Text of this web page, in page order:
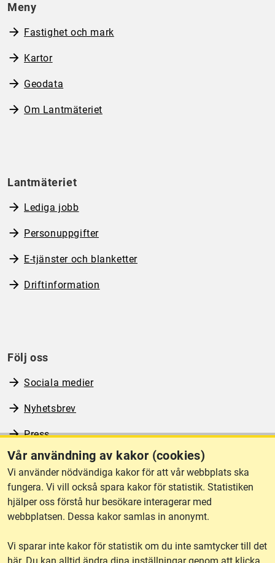
Vår användning av kakor (cookies)
Vi använder nödvändiga kakor för att vår webbplats ska
fungera. Vi vill också spara kakor för statistik. Statistiken
hjälper oss förstå hur besökare interagerar med
webbplatsen. Dessa kakor samlas in anonymt.
Vi sparar inte kakor för statistik om du inte samtycker till det
här. Du kan alltid ändra dina inställningar genom att klicka
Meny
Fastighet och mark
Kartor
Geodata
Om Lantmäteriet
Lantmäteriet
Lediga jobb
Personuppgifter
E-tjänster och blanketter
Driftinformation
Följ oss
Sociala medier
Nyhetsbrev
Press
RSS
Om webbplatsen
Tillgänglighet